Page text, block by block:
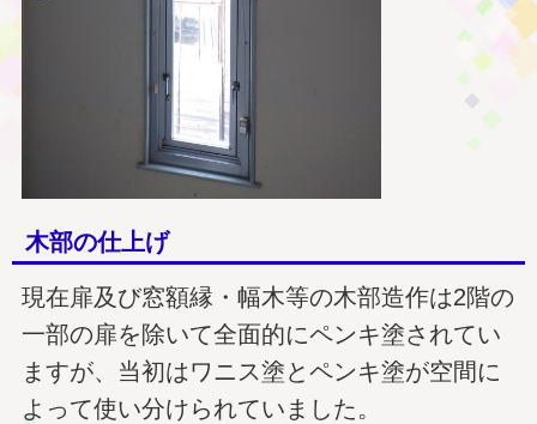
木部の仕上げ
現在扉及び窓額縁・幅木等の木部造作は2階の
一部の扉を除いて全面的にペンキ塗されてい
ますが、当初はワニス塗とペンキ塗が空間に
よって使い分けられていました。